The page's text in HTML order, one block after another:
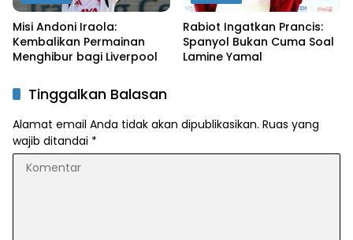
Misi Andoni Iraola:
Kembalikan Permainan
Menghibur bagi Liverpool
Rabiot Ingatkan Prancis:
Spanyol Bukan Cuma Soal
Lamine Yamal
Tinggalkan Balasan
Alamat email Anda tidak akan dipublikasikan. Ruas yang
wajib ditandai *